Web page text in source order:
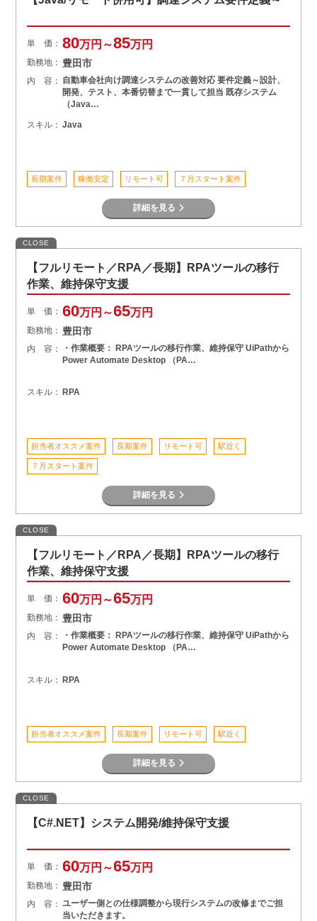
単 価： 80万円～85万円
勤務地： 豊田市
内 容： 自動車会社向け調達システムの改善対応 要件定義～設計、
開発、テスト、本番切替まで一貫して担当 既存システム
（Java…
スキル： Java
長期案件 稼働安定 リモート可 ７月スタート案件
詳細を見る
CLOSE
【フルリモート／RPA／長期】RPAツールの移行
作業、維持保守支援
単 価： 60万円～65万円
勤務地： 豊田市
内 容：
・作業概要： RPAツールの移行作業、維持保守 UiPathから
Power Automate Desktop （PA…
スキル： RPA
担当者オススメ案件 長期案件 リモート可 駅近く
７月スタート案件
詳細を見る
CLOSE
【フルリモート／RPA／長期】RPAツールの移行
作業、維持保守支援
単 価： 60万円～65万円
勤務地： 豊田市
内 容：
・作業概要： RPAツールの移行作業、維持保守 UiPathから
Power Automate Desktop （PA…
スキル： RPA
担当者オススメ案件 長期案件 リモート可 駅近く
詳細を見る
CLOSE
【C#.NET】システム開発/維持保守支援
単 価： 60万円～65万円
勤務地： 豊田市
内 容： ユーザー側との仕様調整から現行システムの改修までご担
当いただきます。